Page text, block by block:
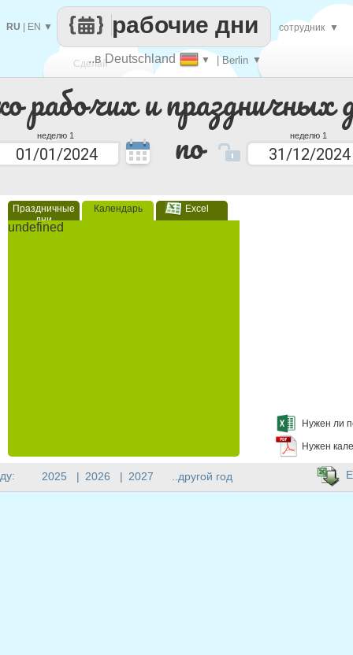
рабочих и праздничных
неделю 1 по неделю 1
Праздничные
дни
Календарь Excel
undefined
Нужен ли
Нужен
Сделай
каждый
..в Deutschland ▼ | Berlin ▼
рабочие дни
RU EN ▼ сотрудник ▼
2025 | 2026 | 2027 ..другой год